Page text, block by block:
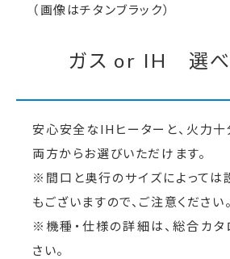
（画像はチタンブラック）
ガス or IH 選べ
安心安全なIHヒーターと、火力十
両方からお選びいただけます。
※間口と奥行のサイズによっては
もございますので、ご注意ください。
※機種・仕様の詳細は、総合カタ
さい。